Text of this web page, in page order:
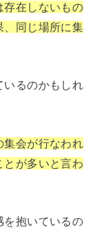
存在しないもの
、同じ場所に集
いるのかもしれ
集会が行なわれ
とが多いと言わ
を抱いているの